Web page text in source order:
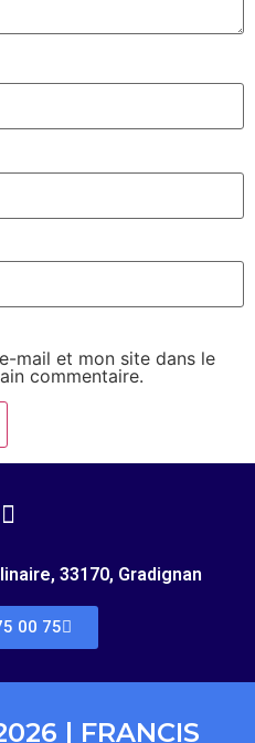
mail et mon site dans le
commentaire.
33170, Gradignan
00 75
| FRANCIS